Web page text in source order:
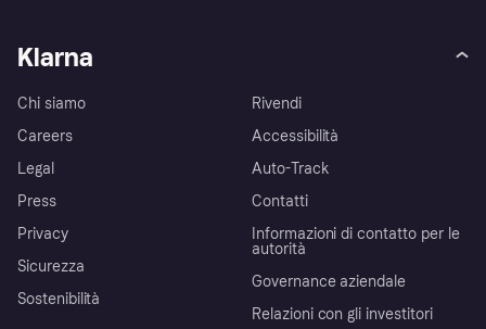
Klarna
Chi siamo
Careers
Legal
Press
Privacy
Sicurezza
Sostenibilità
Rivendi
Accessibilità
Auto-Track
Contatti
Informazioni di contatto per le
autorità
Governance aziendale
Relazioni con gli investitori